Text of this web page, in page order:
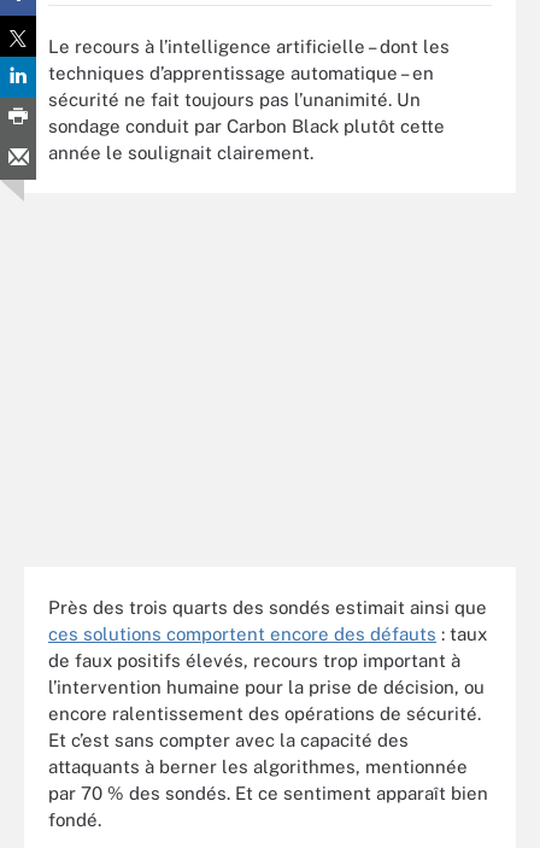
Le recours à l’intelligence artificielle – dont les
techniques d’apprentissage automatique – en
sécurité ne fait toujours pas l’unanimité. Un
sondage conduit par Carbon Black plutôt cette
année le soulignait clairement.
Près des trois quarts des sondés estimait ainsi que
ces solutions comportent encore des défauts : taux
de faux positifs élevés, recours trop important à
l’intervention humaine pour la prise de décision, ou
encore ralentissement des opérations de sécurité.
Et c’est sans compter avec la capacité des
attaquants à berner les algorithmes, mentionnée
par 70 % des sondés. Et ce sentiment apparaît bien
fondé.